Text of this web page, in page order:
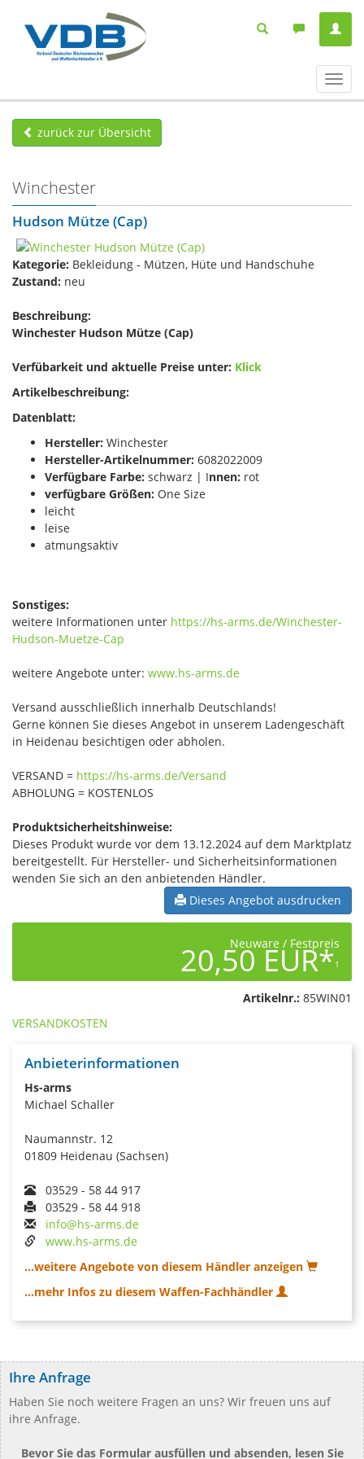
ein-/
zurück zur Übersicht
Winchester
Hudson Mütze (Cap)
Kategorie: Bekleidung - Mützen, Hüte und Handschuhe
Zustand: neu
Beschreibung:
Winchester Hudson Mütze (Cap)
Verfübarkeit und aktuelle Preise unter: Klick
Artikelbeschreibung:
Datenblatt:
Hersteller: Winchester
Hersteller-Artikelnummer: 6082022009
Verfügbare Farbe: schwarz | Innen: rot
verfügbare Größen: One Size
leicht
leise
atmungsaktiv
Sonstiges:
weitere Informationen unter https://hs-arms.de/Winchester-
Hudson-Muetze-Cap
weitere Angebote unter: www.hs-arms.de
Versand ausschließlich innerhalb Deutschlands!
Gerne können Sie dieses Angebot in unserem Ladengeschäft
in Heidenau besichtigen oder abholen.
VERSAND = https://hs-arms.de/Versand
ABHOLUNG = KOSTENLOS
Produktsicherheitshinweise:
Dieses Produkt wurde vor dem 13.12.2024 auf dem Marktplatz
bereitgestellt. Für Hersteller- und Sicherheitsinformationen
wenden Sie sich an den anbietenden Händler.
Dieses Angebot ausdrucken
Neuware / Festpreis
20,50 EUR*1
Artikelnr.: 85WIN01
VERSANDKOSTEN
Anbieterinformationen
Hs-arms
Michael Schaller
Naumannstr. 12
01809 Heidenau (Sachsen)
03529 - 58 44 917
03529 - 58 44 918
info@hs-arms.de
www.hs-arms.de
...weitere Angebote von diesem Händler anzeigen
...mehr Infos zu diesem Waffen-Fachhändler
Ihre Anfrage
Haben Sie noch weitere Fragen an uns? Wir freuen uns auf
ihre Anfrage.
Bevor Sie das Formular ausfüllen und absenden, lesen Sie